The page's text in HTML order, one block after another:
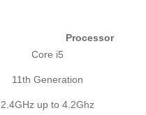
Processor
Core i5
11th Generation
2.4GHz up to 4.2Ghz